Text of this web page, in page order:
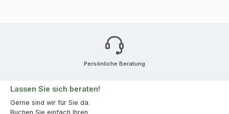
Persönliche Beratung
Lassen Sie sich beraten!
Gerne sind wir für Sie da.
Buchen Sie einfach Ihren